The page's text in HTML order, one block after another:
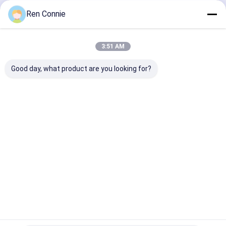
সিরামিক টাইল সিল্যান্ট
হার্ডওয়্যার ইলেকট্রনিক আঠালো
অটোমোবাইল গ্লু
Ren Connie
3:51 AM
Good day, what product are you looking for?